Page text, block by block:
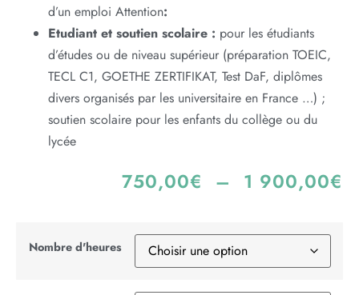
d’un emploi Attention:
Etudiant et soutien scolaire : pour les étudiants
d’études ou de niveau supérieur (préparation TOEIC,
TECL C1, GOETHE ZERTIFIKAT, Test DaF, diplômes
divers organisés par les universitaire en France …) ;
soutien scolaire pour les enfants du collège ou du
lycée
750,00€ – 1 900,00€
Nombre d'heures